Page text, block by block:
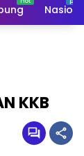
KKB